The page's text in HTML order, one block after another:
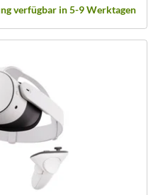
verfügbar in 5-9 Werktagen